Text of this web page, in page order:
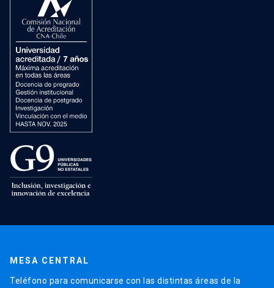
MESA CENTRAL
Teléfono para comunicarse con las distintas áreas de la